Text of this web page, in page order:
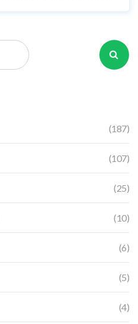
(187)
(107)
(25)
(10)
(6)
(5)
(4)